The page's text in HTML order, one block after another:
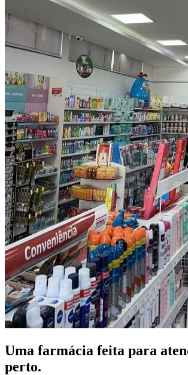
Uma farmácia feita para
perto.